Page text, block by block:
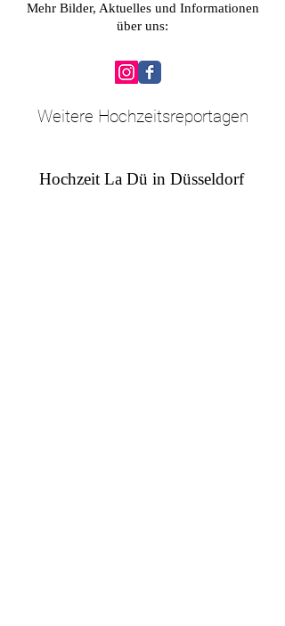
Mehr Bilder, Aktuelles und Informationen
über uns:
Weitere Hochzeitsreportagen
Hochzeit La Dü in Düsseldorf